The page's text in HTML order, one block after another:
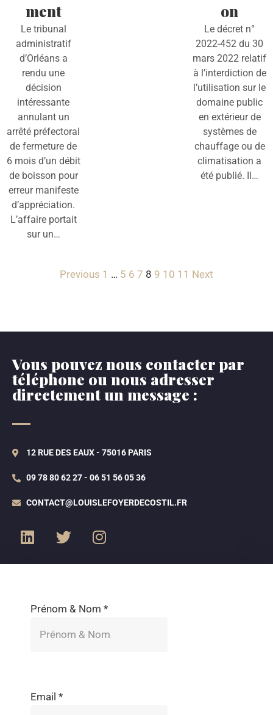
ment
Le tribunal
administratif
d’Orléans a
rendu une
décision
intéressante
annulant un
arrêté préfectoral
de fermeture de
6 mois d’un débit
de boisson pour
erreur manifeste
d’appréciation.
L’affaire portait
sur un…
on
Le décret n°
2022-452 du 30
mars 2022 relatif
à l’interdiction de
l’utilisation sur le
domaine public
en extérieur de
systèmes de
chauffage ou de
climatisation a
été publié. Il…
Previous 1 … 5 6 7 8 9 10 11 Next
Vous pouvez nous contacter par
téléphone ou nous adresser
directement un message :
12 RUE DES EAUX - 75016 PARIS
09 78 80 62 27 - 06 51 56 05 36
CONTACT@LOUISLEFOYERDECOSTIL.FR
Prénom & Nom *
Email *